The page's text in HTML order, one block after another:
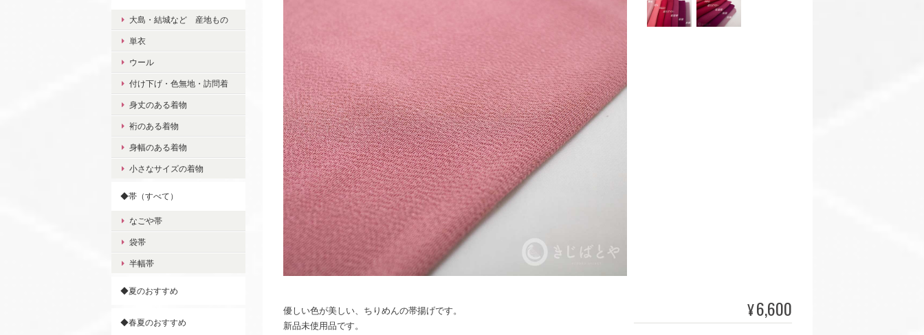
優しい色が美しい、ちりめんの帯揚げです。
新品未使用品です。
¥6,600
大島・結城など 産地もの
単衣
ウール
付け下げ・色無地・訪問着
身丈のある着物
裄のある着物
身幅のある着物
小さなサイズの着物
◆帯（すべて）
なごや帯
袋帯
半幅帯
◆夏のおすすめ
◆春夏のおすすめ